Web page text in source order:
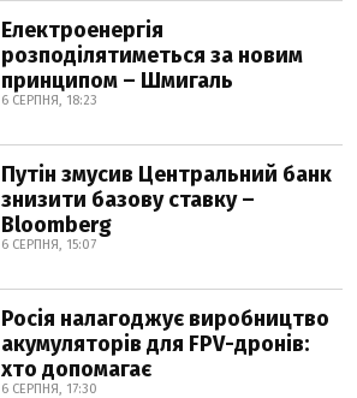
Електроенергія
розподілятиметься за новим
принципом – Шмигаль
6 СЕРПНЯ, 18:23
Путін змусив Центральний банк
знизити базову ставку –
Bloomberg
6 СЕРПНЯ, 15:07
Росія налагоджує виробництво
акумуляторів для FPV-дронів:
хто допомагає
6 СЕРПНЯ, 17:30